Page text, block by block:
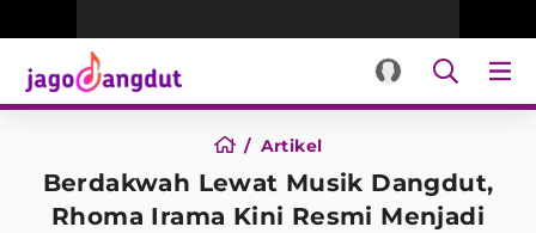
Artikel
Berdakwah Lewat Musik Dangdut,
Rhoma Irama Kini Resmi Menjadi